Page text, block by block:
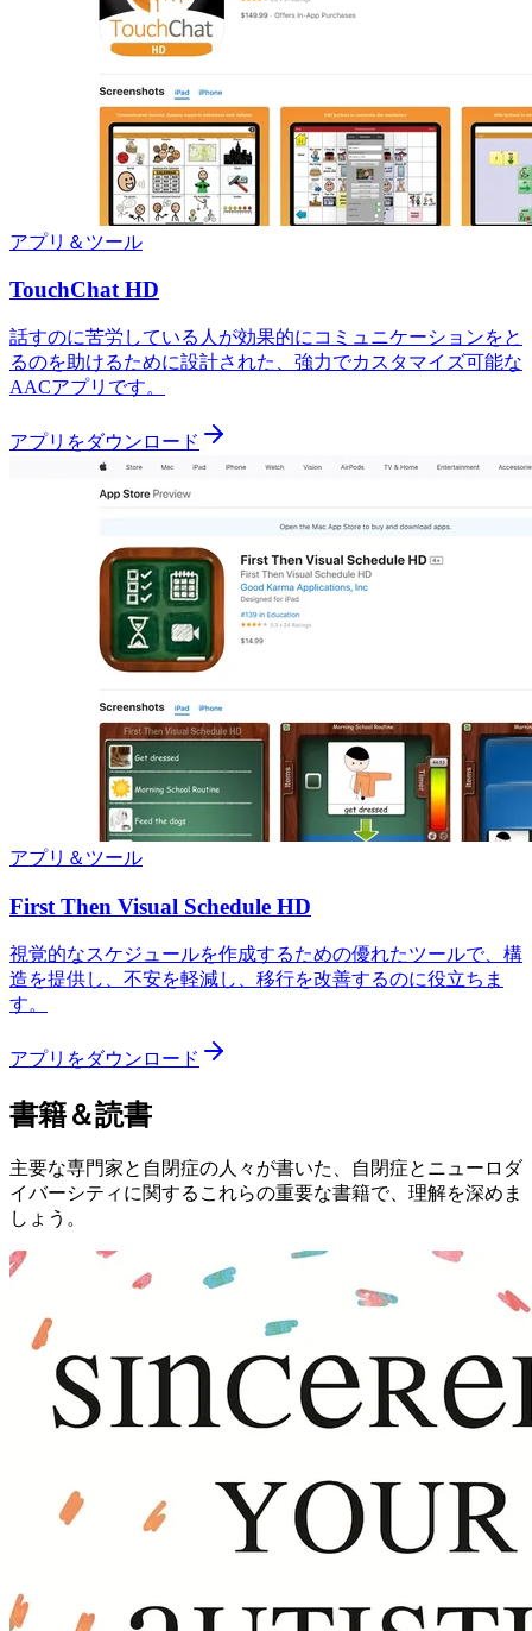
アプリ＆ツール
TouchChat HD
話すのに苦労している人が効果的にコミュニケーションをと
るのを助けるために設計された、強力でカスタマイズ可能な
AACアプリです。
アプリをダウンロード
アプリ＆ツール
First Then Visual Schedule HD
視覚的なスケジュールを作成するための優れたツールで、構
造を提供し、不安を軽減し、移行を改善するのに役立ちま
す。
アプリをダウンロード
書籍＆読書
主要な専門家と自閉症の人々が書いた、自閉症とニューロダ
イバーシティに関するこれらの重要な書籍で、理解を深めま
しょう。